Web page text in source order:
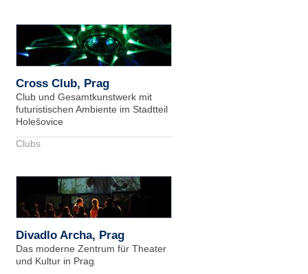
Cross Club, Prag
Club und Gesamtkunstwerk mit
futuristischen Ambiente im Stadtteil
Holešovice
Clubs
Divadlo Archa, Prag
Das moderne Zentrum für Theater
und Kultur in Prag